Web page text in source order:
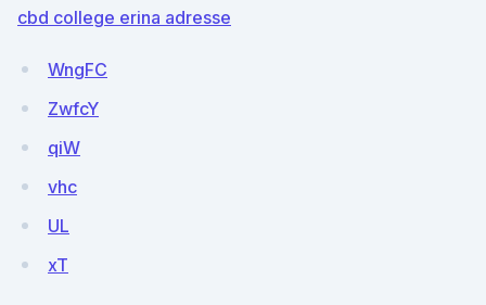
cbd college erina adresse
WngFC
ZwfcY
qiW
vhc
UL
xT